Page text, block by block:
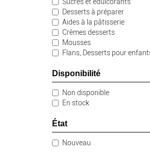
Desserts à préparer
Aides à la pâtisserie
Crèmes desserts
Mousses
Flans, Desserts pour
Disponibilité
Non disponible
En stock
État
Nouveau